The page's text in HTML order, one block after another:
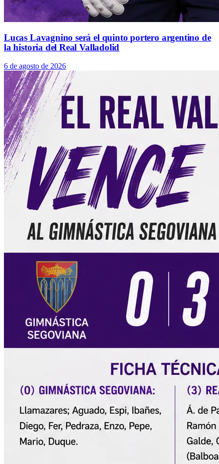
Lucas Lavagnino será el quinto portero argentino de
la historia del Real Valladolid
6 de agosto de 2026